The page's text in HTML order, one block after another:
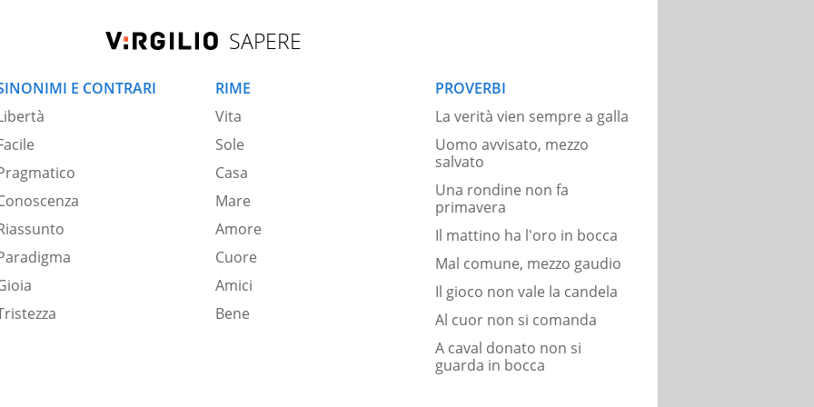
SAPERE
E CONTRARI
RIME
Vita
Sole
Casa
Mare
Amore
Cuore
Amici
Bene
PROVERBI
La verità vien sempre a galla
Uomo avvisato, mezzo
salvato
Una rondine non fa
primavera
Il mattino ha l'oro in bocca
Mal comune, mezzo gaudio
Il gioco non vale la candela
Al cuor non si comanda
A caval donato non si
guarda in bocca